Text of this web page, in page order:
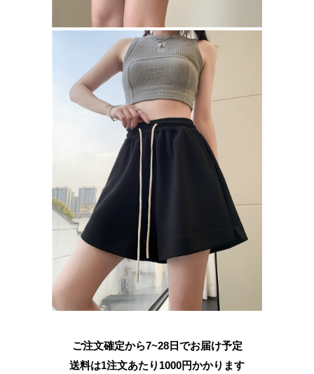
ご注文確定から7~28日でお届け予定
送料は1注文あたり 1000円かかります